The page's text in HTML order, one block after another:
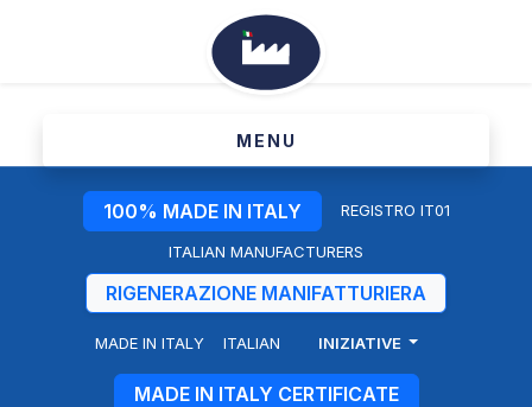
MENU
100% MADE IN ITALY REGISTRO IT01
ITALIAN MANUFACTURERS
RIGENERAZIONE MANIFATTURIERA
MADE IN ITALY ITALIAN INIZIATIVE
MADE IN ITALY CERTIFICATE
Ministero Tavolo PMI